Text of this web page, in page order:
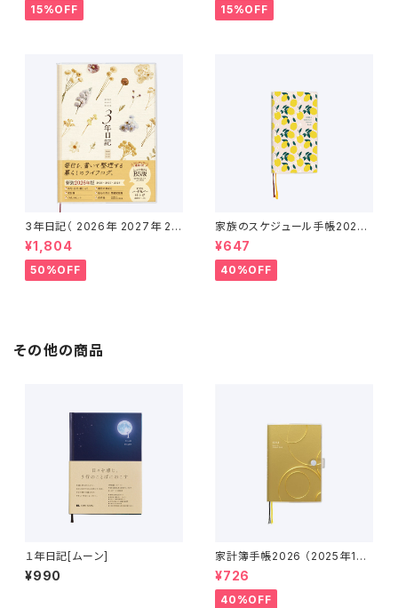
15%OFF 15%OFF
3年日記（ 2026年 2027年 20
28年 ）
¥1,804
50%OFF
家族のスケジュール手帳2026
（2025年12月〜2027年1月）
¥647
40%OFF
その他の商品
１年日記[ムーン]
¥990
家計簿手帳2026 （2025年12
月〜2027年1月）
¥726
40%OFF